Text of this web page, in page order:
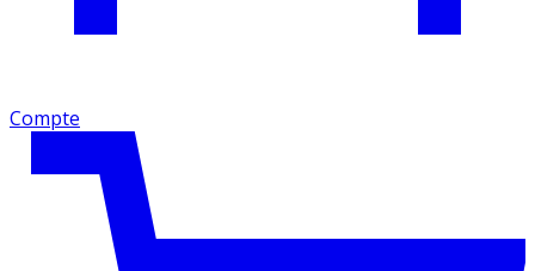
Compte